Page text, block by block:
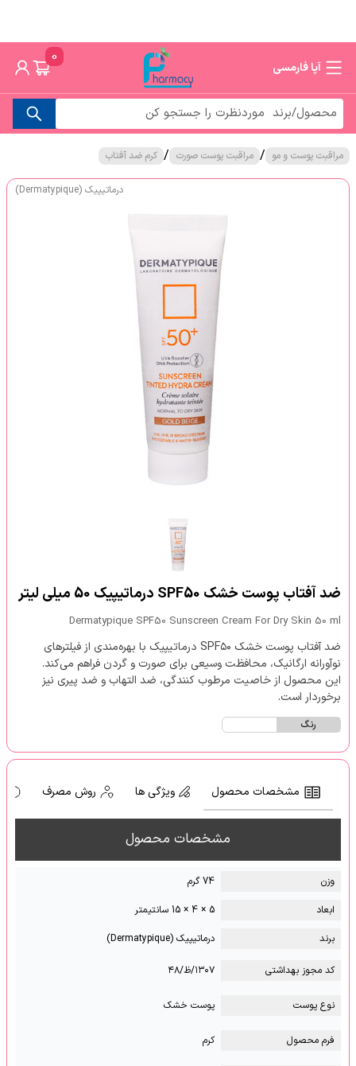
آپا فارمسی
0
مراقبت پوست و مو / مراقبت پوست صورت / کرم ضد آفتاب
درماتیپیک (Dermatypique)
ضد آفتاب پوست خشک SPF50 درماتیپیک 50 میلی لیتر
Dermatypique SPF50 Sunscreen Cream For Dry Skin 50 ml
ضد آفتاب پوست خشک SPF۵۰ درماتیپیک با بهره‌مندی از فیلترهای
نوآورانه ارگانیک، محافظت وسیعی برای صورت و گردن فراهم می‌کند.
این محصول از خاصیت مرطوب کنندگی، ضد التهاب و ضد پیری نیز
برخوردار است.
رنگ
مشخصات محصول ویژگی ها روش مصرف
مشخصات محصول
وزن
74 گرم
ابعاد
5 × 4 × 15 سانتیمتر
برند
درماتیپیک (Dermatypique)
کد مجوز بهداشتی ۱۳۰۷/ظ/۴۸
نوع پوست پوست خشک
فرم محصول کرم